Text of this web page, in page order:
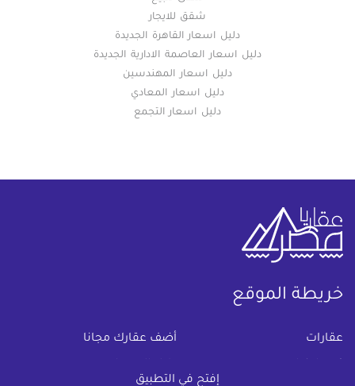
إفتح في التطبيق
شقق للايجار
دليل اسعار القاهرة الجديدة
دليل اسعار العاصمة الادارية الجديدة
دليل اسعار المهندسين
دليل اسعار المعادي
دليل اسعار التجمع
خريطة الموقع
عقارات أضف عقارك مجانا